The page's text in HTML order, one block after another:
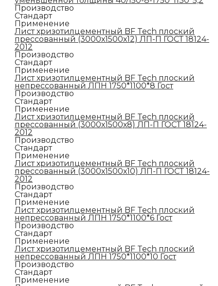
Производство
Стандарт
Применение
Лист хризотилцементный BF Tech плоский
прессованный (3000х1500х12) ЛП-П ГОСТ 18124-
2012
Производство
Стандарт
Применение
Лист хризотилцементный BF Tech плоский
непрессованный ЛПН 1750*1100*8 Гост
Производство
Стандарт
Применение
Лист хризотилцементный BF Tech плоский
прессованный (3000х1500х8) ЛП-П ГОСТ 18124-
2012
Производство
Стандарт
Применение
Лист хризотилцементный BF Tech плоский
прессованный (3000х1500х10) ЛП-П ГОСТ 18124-
2012
Производство
Стандарт
Применение
Лист хризотилцементный BF Tech плоский
непрессованный ЛПН 1750*1100*6 Гост
Производство
Стандарт
Применение
Лист хризотилцементный BF Tech плоский
непрессованный ЛПН 1750*1100*10 Гост
Производство
Стандарт
Применение